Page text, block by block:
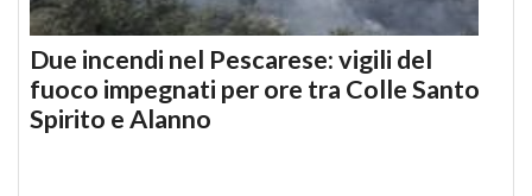
Due incendi nel Pescarese: vigili del
fuoco impegnati per ore tra Colle Santo
Spirito e Alanno